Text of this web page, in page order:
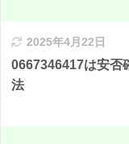
2025年4月22日
0667346417は安否
法